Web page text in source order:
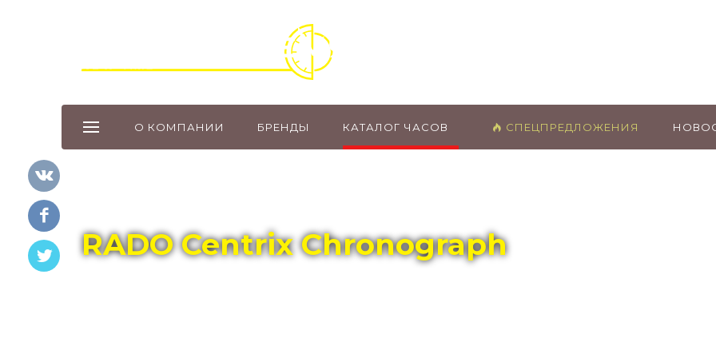
О КОМПАНИИ БРЕНДЫ КАТАЛОГ ЧАСОВ СПЕЦПРЕДЛОЖЕНИЯ
RADO Centrix Chronograph